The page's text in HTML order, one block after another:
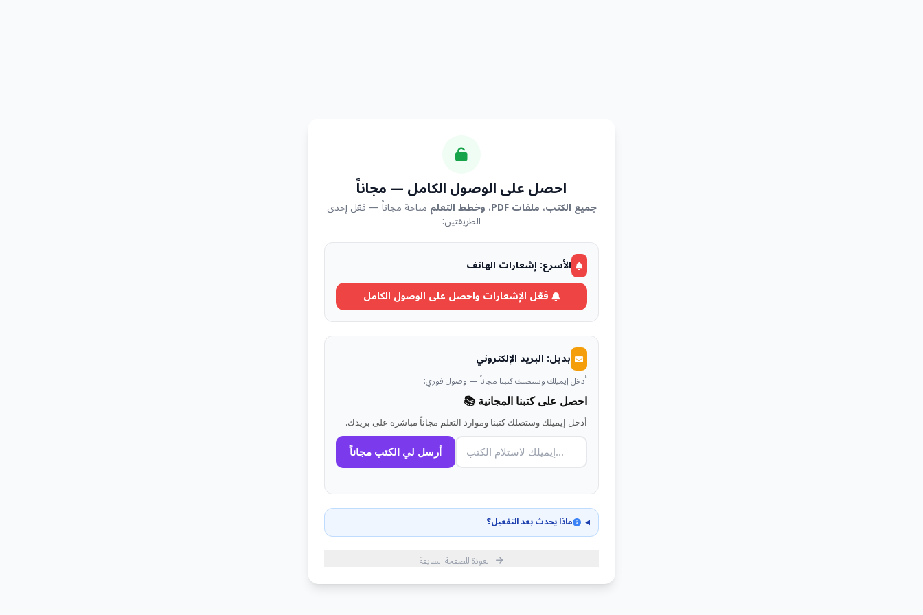
احصل على الوصول الكامل — مجاناً
جميع الكتب، ملفات PDF، وخطط التعلم متاحة مجاناً — فعّل إحدى
الطريقتين:
الأسرع: إشعارات الهاتف
فعّل الإشعارات واحصل على الوصول الكامل
بديل: البريد الإلكتروني
أدخل إيميلك وستصلك كتبنا مجاناً — وصول فوري:
احصل على كتبنا المجانية 📚
أدخل إيميلك وستصلك كتبنا وموارد التعلم مجاناً مباشرة على بريدك.
أرسل لي الكتب مجاناً
ماذا يحدث بعد التفعيل؟
العودة للصفحة السابقة